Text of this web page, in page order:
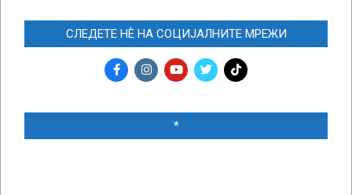
СЛЕДЕТЕ НЀ НА СОЦИЈАЛНИТЕ МРЕЖИ
*